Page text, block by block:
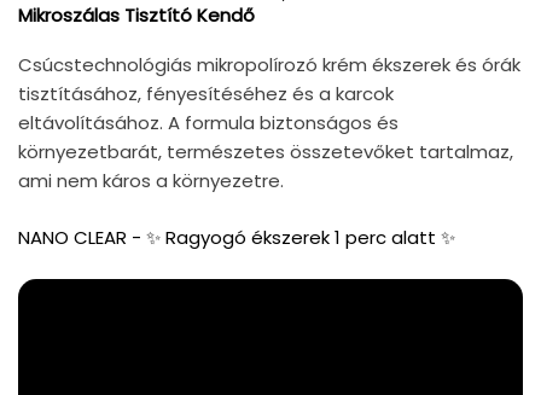
Mikroszálas Tisztító Kendő
Csúcstechnológiás mikropolírozó krém ékszerek és órák
tisztításához, fényesítéséhez és a karcok
eltávolításához. A formula biztonságos és
környezetbarát, természetes összetevőket tartalmaz,
ami nem káros a környezetre.
NANO CLEAR - ✨ Ragyogó ékszerek 1 perc alatt ✨